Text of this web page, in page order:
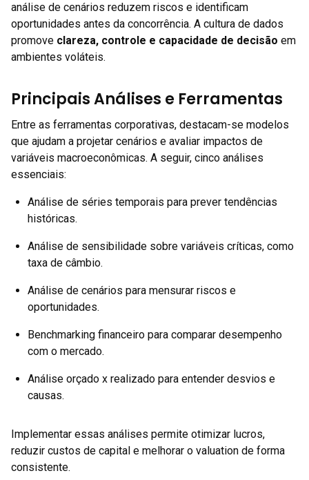
análise de cenários reduzem riscos e identificam
oportunidades antes da concorrência. A cultura de dados
promove clareza, controle e capacidade de decisão em
ambientes voláteis.
Principais Análises e Ferramentas
Entre as ferramentas corporativas, destacam-se modelos
que ajudam a projetar cenários e avaliar impactos de
variáveis macroeconômicas. A seguir, cinco análises
essenciais:
Análise de séries temporais para prever tendências
históricas.
Análise de sensibilidade sobre variáveis críticas, como
taxa de câmbio.
Análise de cenários para mensurar riscos e
oportunidades.
Benchmarking financeiro para comparar desempenho
com o mercado.
Análise orçado x realizado para entender desvios e
causas.
Implementar essas análises permite otimizar lucros,
reduzir custos de capital e melhorar o valuation de forma
consistente.